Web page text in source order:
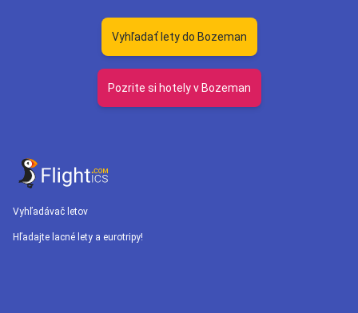
Vyhľadať lety do Bozeman
Pozrite si hotely v Bozeman
Vyhľadávač letov
Hľadajte lacné lety a eurotripy!